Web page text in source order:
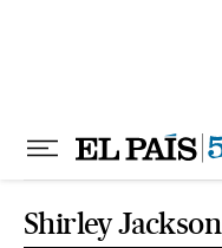
Shirley Jackson